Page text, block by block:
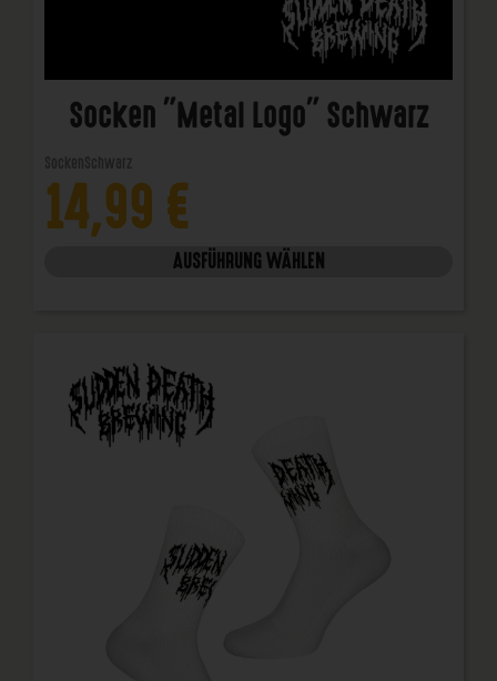
Socken "Metal Logo" Schwarz
14,99 €
AUSFÜHRUNG WÄHLEN